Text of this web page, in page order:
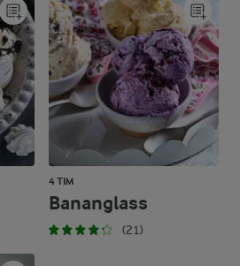
4 TIM
Bananglass
(21)